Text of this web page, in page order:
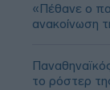
«Πέθανε ο
ανακοίνωση
το ρόστερ